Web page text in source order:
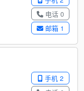
电话 0
邮箱 1
手机 2